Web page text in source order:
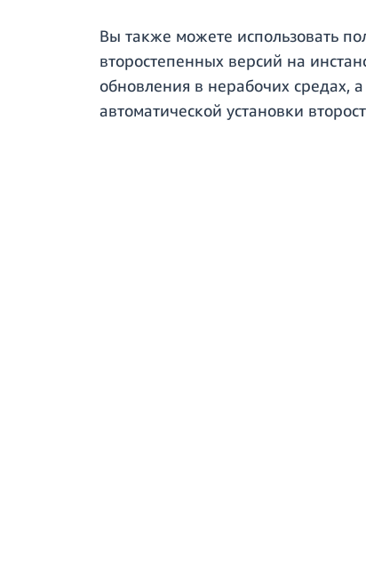
Вы также можете использовать
второстепенных версий на
обновления в нерабочих средах,
автоматической установки